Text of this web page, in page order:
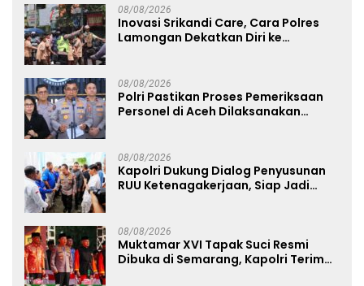
08/08/2026
Inovasi Srikandi Care, Cara Polres
Lamongan Dekatkan Diri ke
08/08/2026
Polri Pastikan Proses Pemeriksaan
Personel di Aceh Dilaksanakan
08/08/2026
Kapolri Dukung Dialog Penyusunan
RUU Ketenagakerjaan, Siap Jadi
08/08/2026
Muktamar XVI Tapak Suci Resmi
Dibuka di Semarang, Kapolri Terima